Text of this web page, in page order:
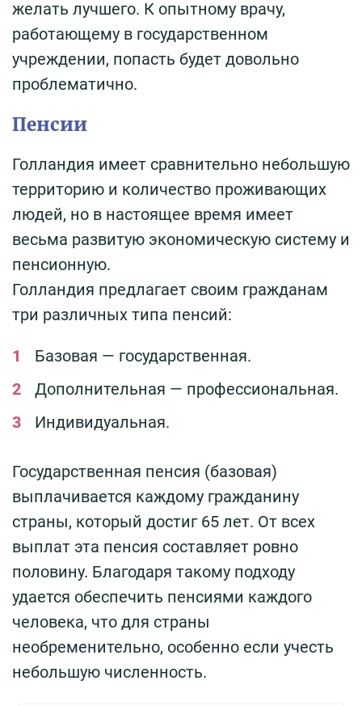
желать лучшего. К опытному врачу,
работающему в государственном
учреждении, попасть будет довольно
проблематично.
Пенсии
Голландия имеет сравнительно небольшую
территорию и количество проживающих
людей, но в настоящее время имеет
весьма развитую экономическую систему и
пенсионную.
Голландия предлагает своим гражданам
три различных типа пенсий:
Базовая — государственная.
Дополнительная — профессиональная.
Индивидуальная.
Государственная пенсия (базовая)
выплачивается каждому гражданину
страны, который достиг 65 лет. От всех
выплат эта пенсия составляет ровно
половину. Благодаря такому подходу
удается обеспечить пенсиями каждого
человека, что для страны
необременительно, особенно если учесть
небольшую численность.